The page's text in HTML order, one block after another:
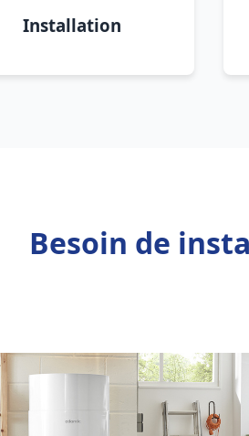
Installation
Besoin de